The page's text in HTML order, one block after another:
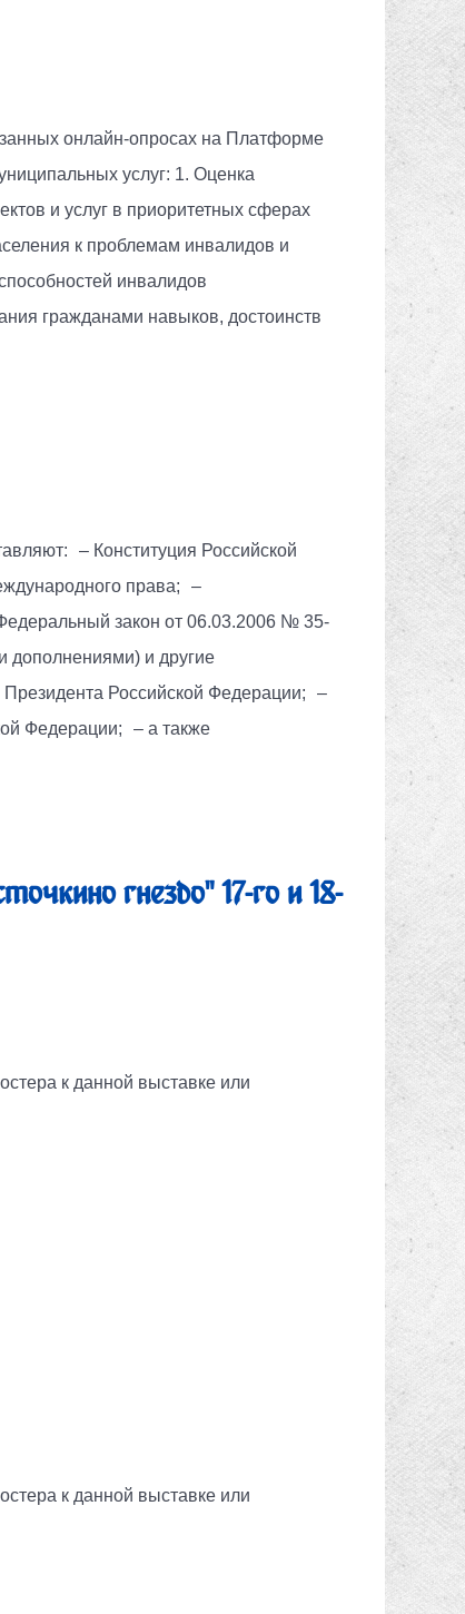
онлайн-опросах на Платформе
услуг: 1. Оценка
и услуг в приоритетных сферах
к проблемам инвалидов и
инвалидов
гражданами навыков, достоинств
– Конституция Российской
права; –
закон от 06.03.2006 № 35-
дополнениями) и другие
Российской Федерации; –
Федерации; – а также
гнездо" 17-го и 18-
к данной выставке или
к данной выставке или